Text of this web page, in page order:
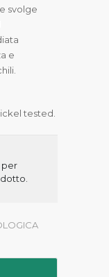
svolge
e
tested.
per